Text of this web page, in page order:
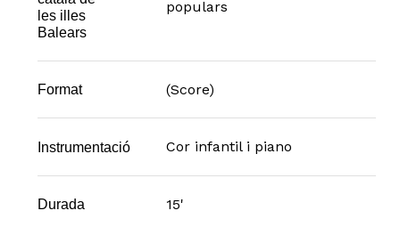
les illes
Balears
populars
Format (Score)
Instrumentació Cor infantil i piano
Durada 15'